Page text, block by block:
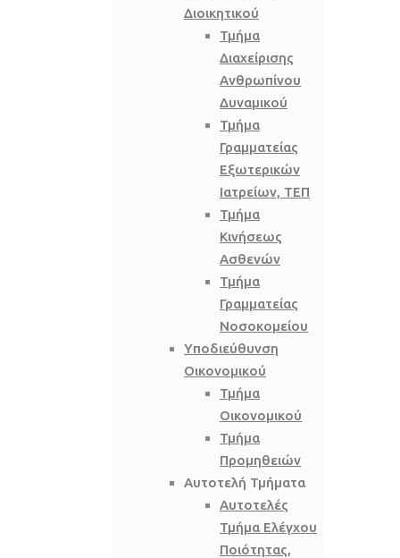
Διοικητικού
Τμήμα
Διαχείρισης
Ανθρωπίνου
Δυναμικού
Τμήμα
Γραμματείας
Εξωτερικών
Ιατρείων, ΤΕΠ
Τμήμα
Κινήσεως
Ασθενών
Τμήμα
Γραμματείας
Νοσοκομείου
Υποδιεύθυνση
Οικονομικού
Τμήμα
Οικονομικού
Τμήμα
Προμηθειών
Αυτοτελή Τμήματα
Αυτοτελές
Τμήμα Ελέγχου
Ποιότητας,